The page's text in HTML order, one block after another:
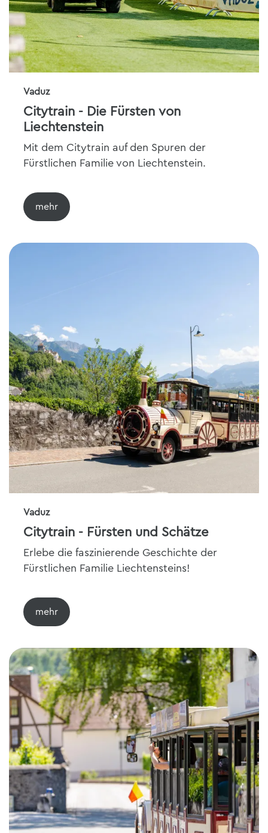
Vaduz
Citytrain - Die Fürsten von
Liechtenstein
Mit dem Citytrain auf den Spuren der
Fürstlichen Familie von Liechtenstein.
Vaduz
Citytrain - Fürsten und Schätze
Erlebe die faszinierende Geschichte der
Fürstlichen Familie Liechtensteins!